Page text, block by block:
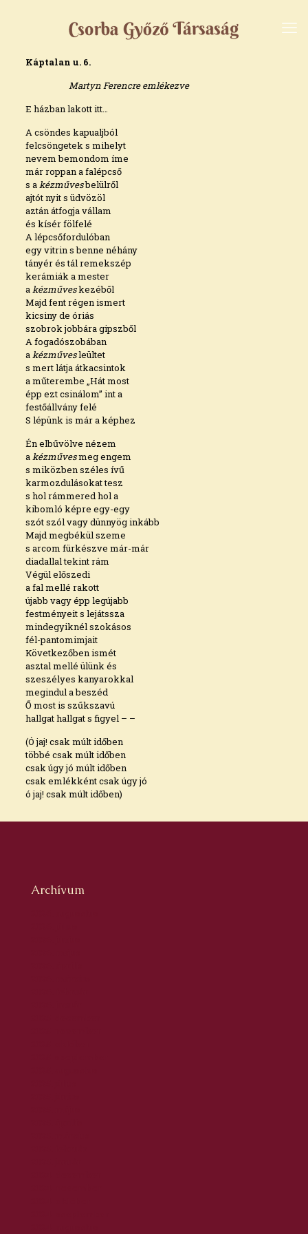
Káptalan u. 6.
Martyn Ferencre emlékezve
E házban lakott itt…
A csöndes kapualjból
felcsöngetek s mihelyt
nevem bemondom íme
már roppan a falépcső
s akézművesbelülről
ajtót nyit s üdvözöl
aztán átfogja vállam
és kísér fölfelé
A lépcsőfordulóban
egy vitrin s benne néhány
tányér és tál remekszép
kerámiák a mester
akézműveskezéből
Majd fent régen ismert
kicsiny de óriás
szobrok jobbára gipszből
A fogadószobában
akézművesleültet
s mert látja átkacsintok
a műterembe „Hát most
épp ezt csinálom” int a
festőállvány felé
S lépünk is már a képhez
Én elbűvölve nézem
akézművesmeg engem
s miközben széles ívű
karmozdulásokat tesz
s hol rámmered hol a
kibomló képre egy-egy
szót szól vagy dünnyög inkább
Majd megbékül szeme
s arcom fürkészve már-már
diadallal tekint rám
Végül előszedi
a fal mellé rakott
újabb vagy épp legújabb
festményeit s lejátssza
mindegyiknél szokásos
fél-pantomimjait
Következőben ismét
asztal mellé ülünk és
szeszélyes kanyarokkal
megindul a beszéd
Ő most is szűkszavú
hallgat hallgat s figyel – –
(Ó jaj! csak múlt időben
többé csak múlt időben
csak úgy jó múlt időben
csak emlékként csak úgy jó
ó jaj! csak múlt időben)
Archívum